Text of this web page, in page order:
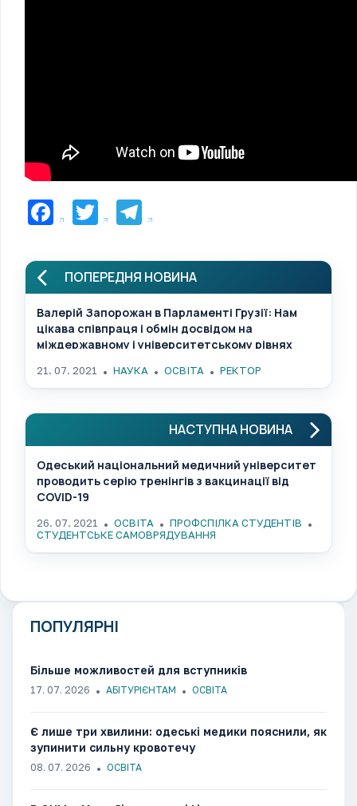
Facebook
TwitterTelegram
ПОПЕРЕДНЯ НОВИНА
Валерій Запорожан в Парламенті Грузії: Нам
цікава співпраця і обмін досвідом на
міждержавному і університетському рівнях
21. 07. 2021 НАУКА ОСВІТА РЕКТОР
НАСТУПНА НОВИНА
Одеський національний медичний університет
проводить серію тренінгів з вакцинації від
COVID-19
26. 07. 2021 ОСВІТА
ПРОФСПІЛКА СТУДЕНТІВ
СТУДЕНТСЬКЕ САМОВРЯДУВАННЯ
ПОПУЛЯРНІ
Більше можливостей для вступників
17. 07. 2026 АБІТУРІЄНТАМ ОСВІТА
Є лише три хвилини: одеські медики пояснили, як
зупинити сильну кровотечу
08. 07. 2026 ОСВІТА